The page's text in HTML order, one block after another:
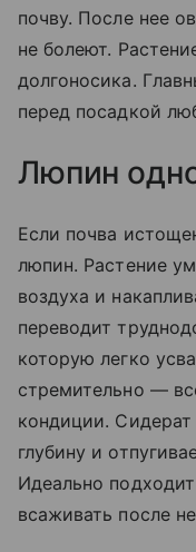
почву. После нее
не болеют.
долгоносика.
перед посадкой
Люпин
Если почва
люпин. Растение
воздуха и
переводит
которую легко
стремительно —
кондиции.
глубину и
Идеально
всаживать после